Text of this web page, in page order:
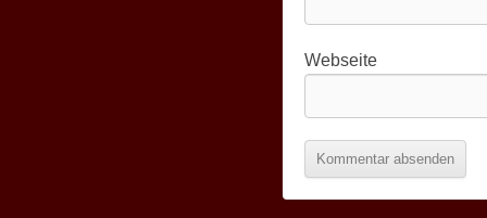
Webseite